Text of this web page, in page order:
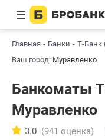
Главная Банки Т-Банк
Ваш город: Муравленко
Банкоматы
Муравленко
3.0 (941 оценка)